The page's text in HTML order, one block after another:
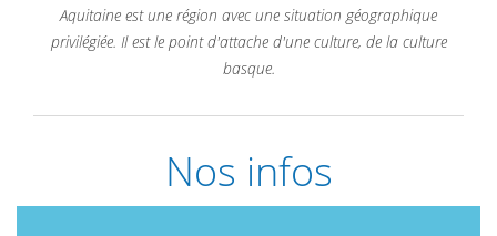
Aquitaine est une région avec une situation géographique
privilégiée. Il est le point d'attache d'une culture, de la culture
basque.
Nos infos